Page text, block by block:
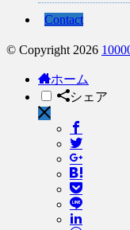
Powered by livedoor
Contact
© Copyright 2026
ホーム
シェア